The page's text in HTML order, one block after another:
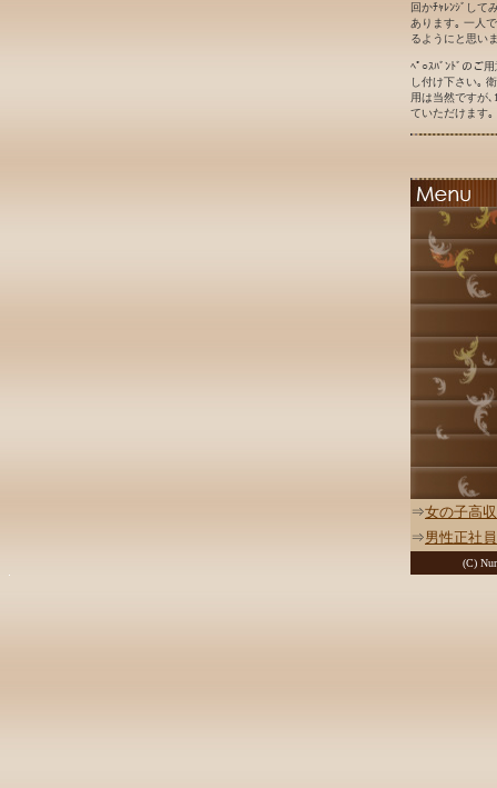
回かﾁｬﾚﾝｼﾞして
あります｡ 一人
るようにと思い
ﾍﾟ○ｽﾊﾞﾝﾄﾞのご
し付け下さい｡
用は当然ですが､
ていただけます｡
⇒女の子高
⇒男性正社
(C)